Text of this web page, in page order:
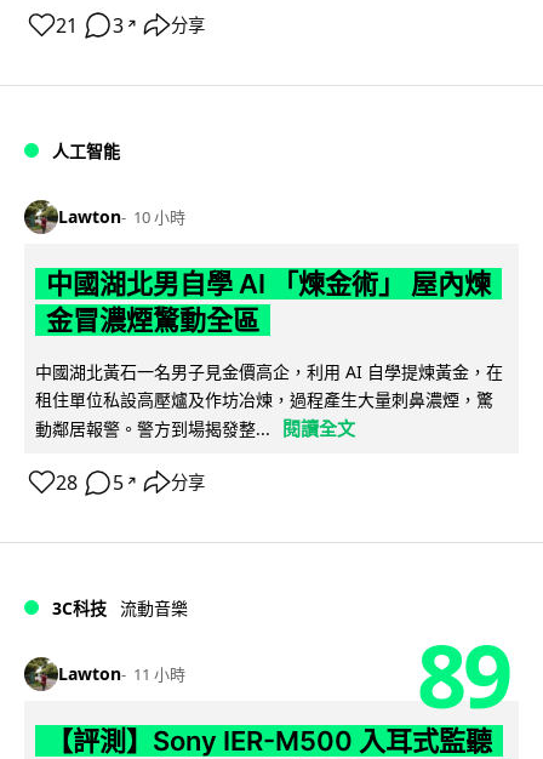
21 3 ↗ 分享
人工智能
Lawton 10 小時
中國湖北男自學 AI 「煉金術」 屋內煉
金冒濃煙驚動全區
中國湖北黃石一名男子見金價高企，利用 AI 自學提煉黃金，在
租住單位私設高壓爐及作坊冶煉，過程產生大量刺鼻濃煙，驚
動鄰居報警。警方到場揭發整...
閱讀全文
28 5 ↗ 分享
3C科技 流動音樂
Lawton 11 小時 89
【評測】Sony IER-M500 入耳式監聽